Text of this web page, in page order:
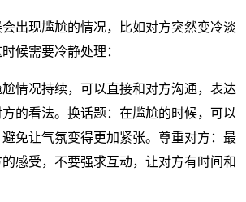
出现尴尬的情况，比如对方突然变冷淡
候需要冷静处理：
情况持续，可以直接和对方沟通，表达
的看法。换话题：在尴尬的时候，可以
免让气氛变得更加紧张。尊重对方：最
感受，不要强求互动，让对方有时间和